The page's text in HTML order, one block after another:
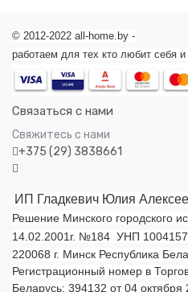
© 2012-2022 all-home.by -
работаем для тех кто любит себя и
Связаться с нами
Свяжитесь с нами
+375 (29) 3838661
ИП Гладкевич Юлия
Решение Минского городского
14.02.2001г. №184 УНП
220068 г. Минск Республика
Регистрационный номер в
Беларусь: 394132 от 04 октября